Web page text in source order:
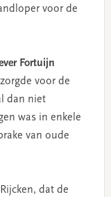
voor de
Fortuijn
voor de
dan niet
was in enkele
van oude
dat de